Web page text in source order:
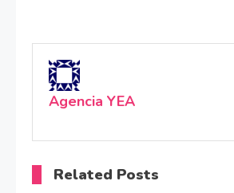
Agencia YEA
Related Posts